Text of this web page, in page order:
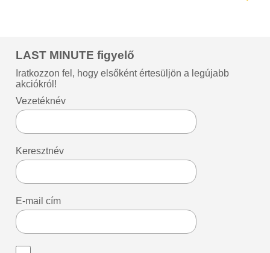
LAST MINUTE figyelő
Iratkozzon fel, hogy elsőként értesüljön a legújabb
akciókról!
Vezetéknév
Keresztnév
E-mail cím